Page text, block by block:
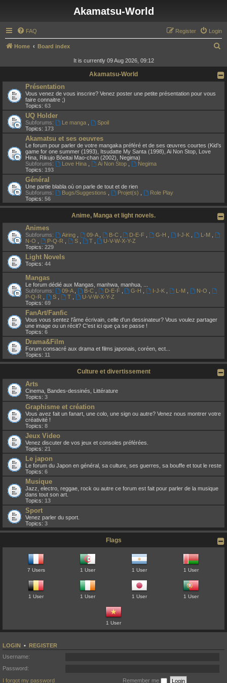
Akamatsu-World
FAQ Login
Register
Home Board index
r
It is currently 09 Aug 2026, 09:12
Akamatsu-World
Présentation
Vous venez de vous inscrire? Venez poster une petite présentation pour vous
faire connaitre ;)
Topics: 63
UQ Holder
Subforums: Le manga
Spoil
Topics: 173
Akamatsu et ses oeuvres
Le forum pour parler de votre mangaka préféré et de ses œuvres courtes (Kid’s
game for one summer (1993), Itsudatte My Santa (1998), Ai Non Stop, Love
Hina, Rikujo Bōeitai Mao-chan (2002), Negima)
Subforums:
Love Hina Ai Non Stop
Negima
Topics: 193
Général
Une partie blabla où on parle de tout et de rien
Subforums:
Bugs/Suggestions Projet(s)
Role Play
Topics: 56
Anime, Manga et light novels.
Animes
Subforums: Airing 09-A B-C D-E-F G-H I-J-K L-M
N-O
P-Q-R S T
U-V-W-X-Y-Z
Topics: 229
Light Novels
Topics: 44
Mangas
Le forum dédié aux Mangas, manhwa, manhua, ...
Subforums:
09-A B-C D-E-F G-H I-J-K L-M N-O
P-Q-R
S T
U-V-W-X-Y-Z
Topics: 69
FanArt/Fanfic
Vous vous sentez l'âme écrivain, celle d'un dessinateur? Vous voulez partager
une image ou un récit? C'est ici que ça se passe !
Topics: 6
Drama&Film
Forum consacré aux drama et films japonais, coréen, ect...
Topics: 11
Culture et divertissement
Arts
Cinema, Bandes-dessinés, Littérature
Topics: 3
Graphisme et création
Vous avez fait un fanart, une colo, une sign ou autre? Venez nous montrer votre
créativité !
Topics: 8
Jeux Video
Venez discuter de vos jeux et consoles préférées.
Topics: 21
Le japon
Le forum du Japon en général, sa culture, ses guerres, sa bouffe et tout le reste
Topics: 6
Musique
Jazz, electro, reggae, rock ou autre ce forum est fait pour parler de la musique
dans tout son art.
Topics: 13
Sport
Venez parler du sport.
Topics: 3
Flags
7 Users 1 User 1 User 1 User
1 User 1 User 1 User 1 User
1 User
LOGIN • REGISTER
Username:
Password:
I forgot my password
Remember me